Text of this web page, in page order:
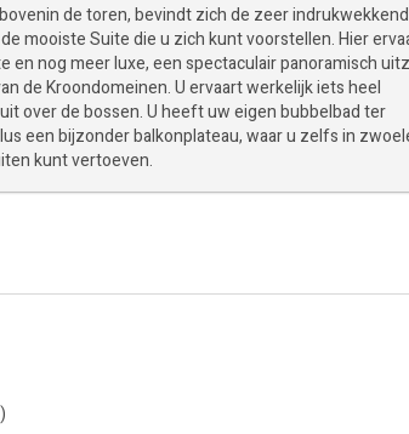
de toren, bevindt zich de zeer
mooiste Suite die u zich kunt voorstellen. Hier
en nog meer luxe, een spectaculair panoramisch
de Kroondomeinen. U ervaart werkelijk iets heel
over de bossen. U heeft uw eigen bubbelbad ter
een bijzonder balkonplateau, waar u zelfs in
kunt vertoeven.